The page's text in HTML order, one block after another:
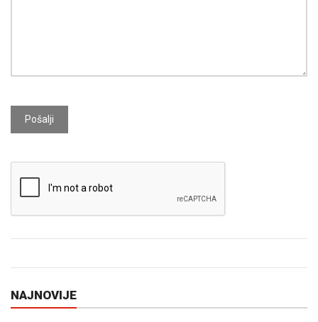
Pošalji
NAJNOVIJE